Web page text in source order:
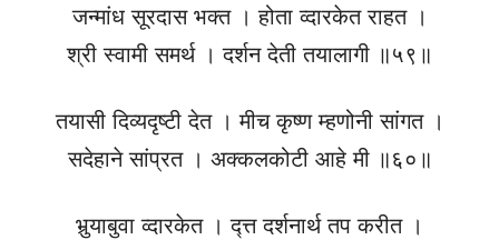
जन्मांध सूरदास भक्त । होता व्दारकेत राहत ।
श्री स्वामी समर्थ । दर्शन देती तयालागी ॥५९॥
तयासी दिव्यदृष्टी देत । मीच कृष्ण म्हणोनी सांगत ।
सदेहाने सांप्रत । अक्कलकोटी आहे मी ॥६०॥
भुर्‍याबुवा व्दारकेत । द्त्त दर्शनार्थ तप करीत ।